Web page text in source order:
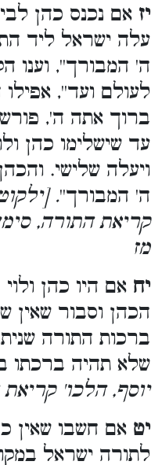
יז אם נכנס כהן
עלה ישראל ליד
ה' המבורך'', וענו
לעולם ועד'',
ברוך אתה ה',
עד שישלימו כהן
ויעלה שלישי.
ה' המבורך''.
קריאת התורה,
מז
יח אם היו כהן
הכהן וסבור שאין
ברכות התורה
שלא תהיה ברכתו
יוסף, הלכו'
יט אם חשבו שאין
לתורה ישראל